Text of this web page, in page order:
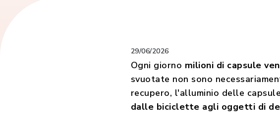
29/06/2026
Ogni giorno milioni di capsule
svuotate non sono
recupero, l'alluminio delle
dalle biciclette agli oggetti di